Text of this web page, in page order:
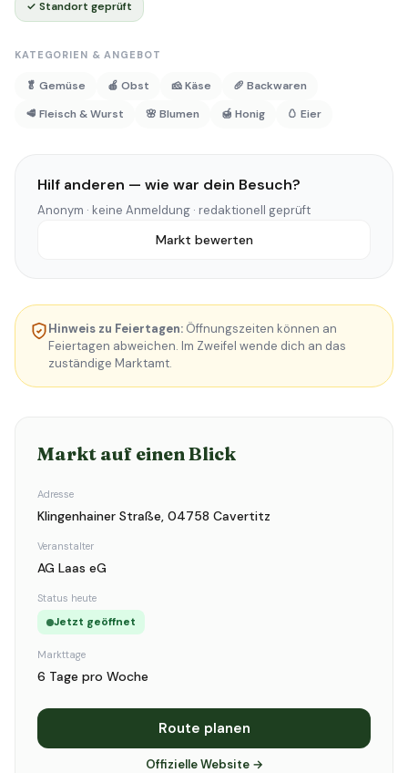
✓ Standort geprüft
KATEGORIEN & ANGEBOT
🥬 Gemüse 🍎 Obst 🧀 Käse
🥖 Backwaren
🥩 Fleisch & Wurst
🌸 Blumen 🍯 Honig 🥚 Eier
Hilf anderen — wie war dein Besuch?
Anonym · keine Anmeldung · redaktionell geprüft
Markt bewerten
Hinweis zu Feiertagen: Öffnungszeiten können an
Feiertagen abweichen. Im Zweifel wende dich an das
zuständige Marktamt.
Markt auf einen Blick
Adresse
Klingenhainer Straße, 04758 Cavertitz
Veranstalter
AG Laas eG
Status heute
Jetzt geöffnet
Markttage
6 Tage pro Woche
Route planen
Offizielle Website →